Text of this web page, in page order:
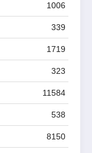
1006
339
1719
323
11584
538
8150